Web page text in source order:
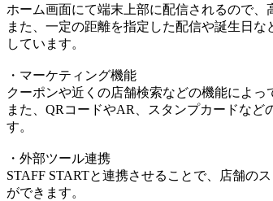
ホーム画面にて端末上部に配信されるので、
また、一定の距離を指定した配信や誕生日
しています。
・マーケティング機能
クーポンや近くの店舗検索などの機能によっ
また、QRコードやAR、スタンプカードな
す。
・外部ツール連携
STAFF STARTと連携させることで、店舗の
ができます。